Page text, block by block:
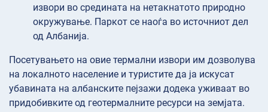
извори во средината на нетакнатото природно
окружување. Паркот се наоѓа во источниот дел
од Албанија.
Посетувањето на овие термални извори им дозволува
на локалното население и туристите да ја искусат
убавината на албанските пејзажи додека уживаат во
придобивките од геотермалните ресурси на земјата.